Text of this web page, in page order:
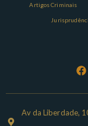
Artigos Criminais
Av da Liberdade,